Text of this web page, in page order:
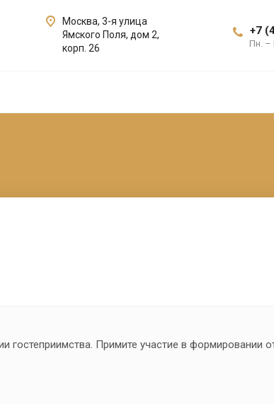
+7
Пн. –
Москва, 3-я улица
Ямского Поля, дом 2,
корп. 26
Примите участие в формировании